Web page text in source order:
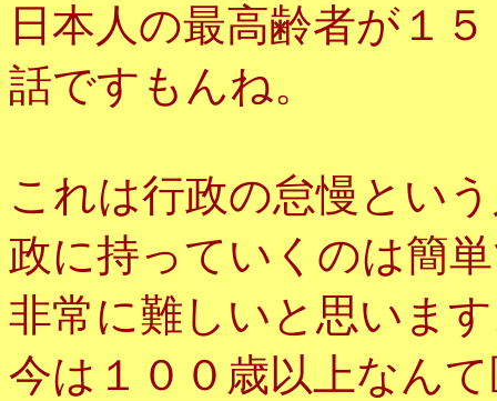
日本人の最高齢者が１
話ですもんね。
これは行政の怠慢とい
政に持っていくのは簡
非常に難しいと思いま
今は１００歳以上なん